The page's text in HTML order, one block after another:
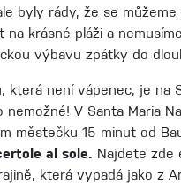
byly rády, že se
na krásné pláži a
výbavu zpátky do
která není vápenec, je na
nemožné! V Santa Maria
městečku 15 minut od
al sole. Najdete zde
která vypadá jako z